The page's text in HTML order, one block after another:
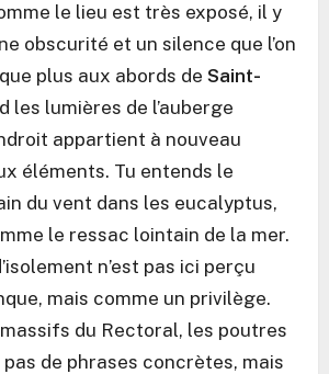
le lieu est très exposé, il y
obscurité et un silence que l’on
plus aux abords de Saint-
les lumières de l’auberge
appartient à nouveau
éléments. Tu entends le
du vent dans les eucalyptus,
le ressac lointain de la mer.
n’est pas ici perçu
mais comme un privilège.
du Rectoral, les poutres
de phrases concrètes, mais